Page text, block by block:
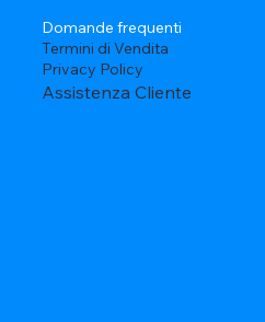
Domande frequenti
Termini di Vendita
Privacy Policy
Assistenza Cliente